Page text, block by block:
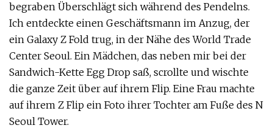
begraben Überschlägt sich während des Pendelns.
Ich entdeckte einen Geschäftsmann im Anzug, der
ein Galaxy Z Fold trug, in der Nähe des World Trade
Center Seoul. Ein Mädchen, das neben mir bei der
Sandwich-Kette Egg Drop saß, scrollte und wischte
die ganze Zeit über auf ihrem Flip. Eine Frau machte
auf ihrem Z Flip ein Foto ihrer Tochter am Fuße des N
Seoul Tower.